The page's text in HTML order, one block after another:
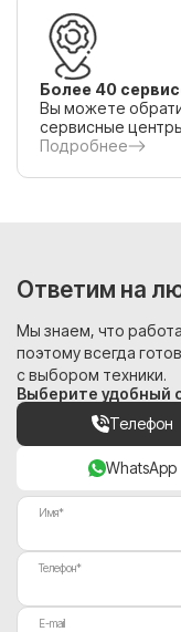
Более 40
Вы можете
сервисные
Подробнее
Ответим на
Мы знаем, что
поэтому всегда
с выбором техники.
Выберите удобный
Телефон
WhatsApp
Имя*
Телефон*
E-mail